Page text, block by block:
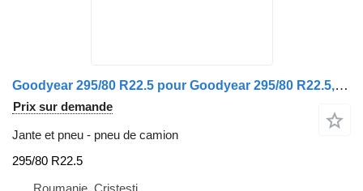
Goodyear 295/80 R22.5 pour Goodyear 295/80 R22.5, Profil V8.25, Data 6.10.23
Prix sur demande
Jante et pneu - pneu de camion
295/80 R22.5
Roumanie, Cristesti